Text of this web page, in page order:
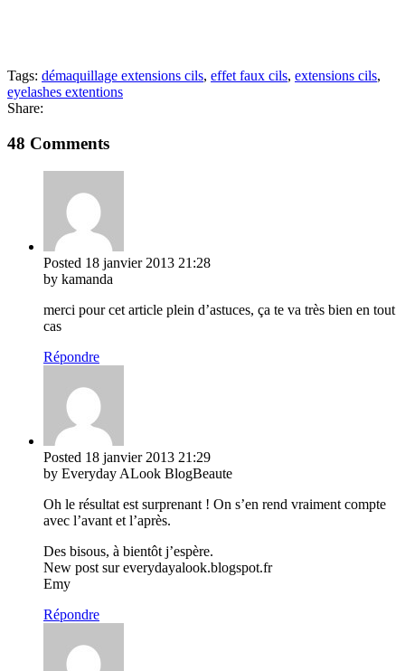
Tags: démaquillage extensions cils, effet faux cils, extensions cils,
eyelashes extentions
Share:
48 Comments
Posted 18 janvier 2013 21:28
by kamanda
merci pour cet article plein d’astuces, ça te va très bien en tout
cas
Répondre
Posted 18 janvier 2013 21:29
by Everyday ALook BlogBeaute
Oh le résultat est surprenant ! On s’en rend vraiment compte
avec l’avant et l’après.
Des bisous, à bientôt j’espère.
New post sur everydayalook.blogspot.fr
Emy
Répondre